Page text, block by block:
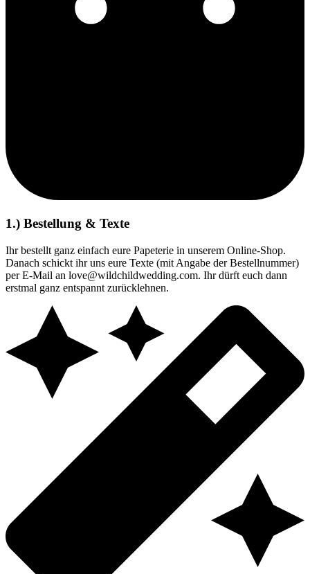
1.) Bestellung & Texte
Ihr bestellt ganz einfach eure Papeterie in unserem Online-Shop.
Danach schickt ihr uns eure Texte (mit Angabe der Bestellnummer)
per E-Mail an love@wildchildwedding.com. Ihr dürft euch dann
erstmal ganz entspannt zurücklehnen.